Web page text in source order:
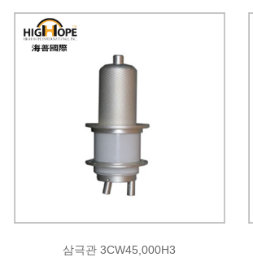
삼극관 3CW45,000H3